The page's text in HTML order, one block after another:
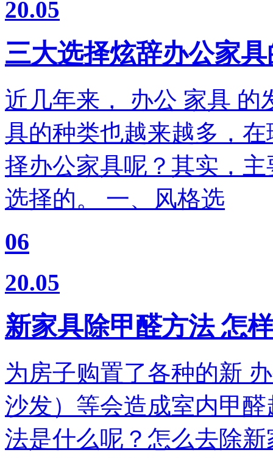
20.05
三大选择炫辞办公家
近几年来， 办公 家具
具的种类也越来越多，
择办公家具呢？其实，
选择的。 一、风格选
06
20.05
新家具除甲醛方法 怎
为房子购置了各种的新
沙发）等会造成室内甲
法是什么呢？怎么去除